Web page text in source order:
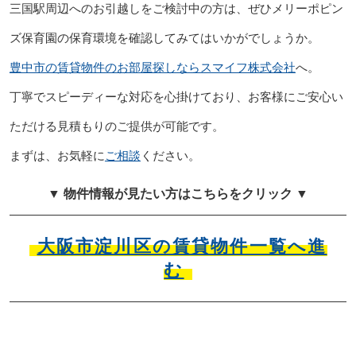
三国駅周辺へのお引越しをご検討中の方は、ぜひメリーポピン
ズ保育園の保育環境を確認してみてはいかがでしょうか。
豊中市の賃貸物件のお部屋探しならスマイフ株式会社へ。
丁寧でスピーディーな対応を心掛けており、お客様にご安心い
ただける見積もりのご提供が可能です。
まずは、お気軽に ご相談 ください。
▼ 物件情報が見たい方はこちらをクリック ▼
大阪市淀川区の賃貸物件一覧へ進
む